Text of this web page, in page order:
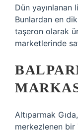
Dün yayınlanan
Bunlardan en
taşeron olarak
marketlerinde
Altıparmak
merkezlenen bir